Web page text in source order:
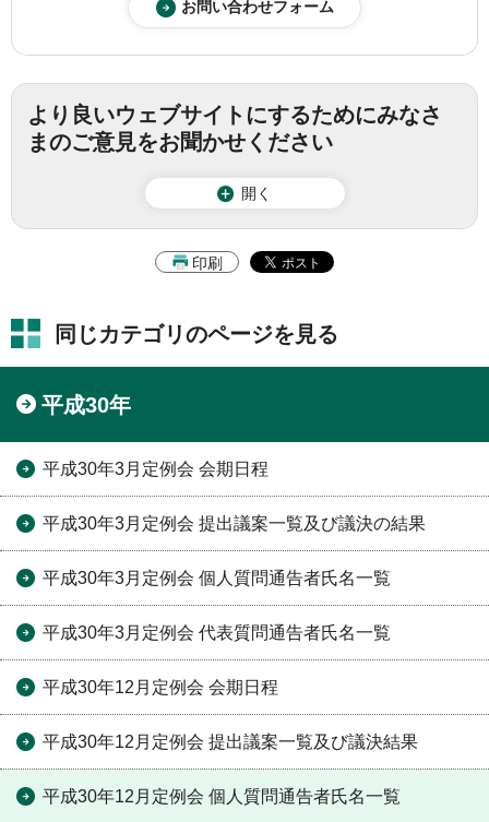
より良いウェブサイトにするためにみなさ
まのご意見をお聞かせください
開く
印刷
同じカテゴリのページを見る
平成30年
平成30年3月定例会 会期日程
平成30年3月定例会 提出議案一覧及び議決の結果
平成30年3月定例会 個人質問通告者氏名一覧
平成30年3月定例会 代表質問通告者氏名一覧
平成30年12月定例会 会期日程
平成30年12月定例会 提出議案一覧及び議決結果
平成30年12月定例会 個人質問通告者氏名一覧